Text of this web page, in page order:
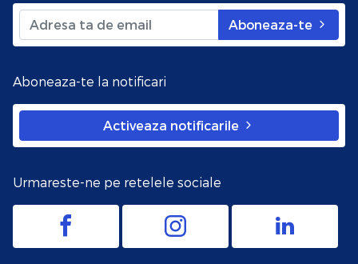
Aboneaza-te
Aboneaza-te la notificari
Activeaza notificarile
Urmareste-ne pe retelele sociale